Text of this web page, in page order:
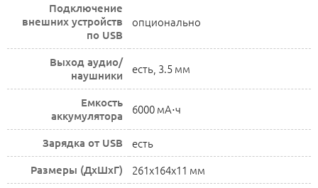
Подключение
внешних устройств
по USB
опционально
Выход аудио/
наушники
есть, 3.5 мм
Емкость
аккумулятора
6000 мА⋅ч
Зарядка от USB есть
Размеры (ДхШхГ) 261x164x11 мм